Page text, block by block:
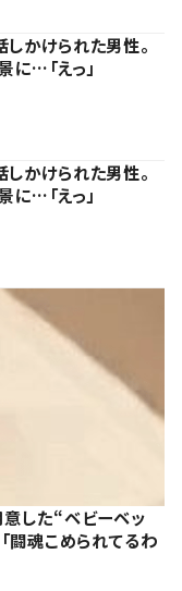
かけられた男性。
に…「えっ」
かけられた男性。
に…「えっ」
した“ベビーベッ
闘魂こめられてるわ